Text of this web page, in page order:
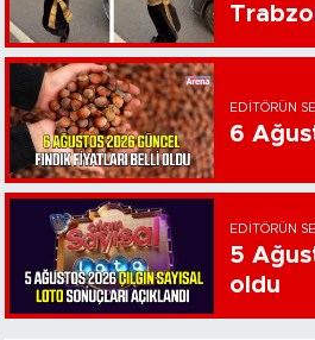
EDITÖRÜN
6
EDITÖRÜN
5
oldu